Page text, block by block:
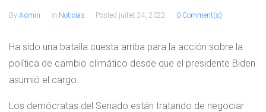
By Admin In Noticias Posted juillet 24, 2022 0 Comment(s)
Ha sido una batalla cuesta arriba para la acción sobre la
política de cambio climático desde que el presidente Biden
asumió el cargo.
Los demócratas del Senado están tratando de negociar